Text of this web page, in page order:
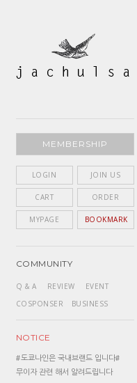
MEMBERSHIP
LOGIN JOIN US
CART ORDER
MYPAGE BOOKMARK
COMMUNITY
Q & A REVIEW
EVENT
COSPONSER
BUSINESS
NOTICE
#도쿄나인은 국내브랜드 입니다#
무이자 관련 해서 알려드립니다